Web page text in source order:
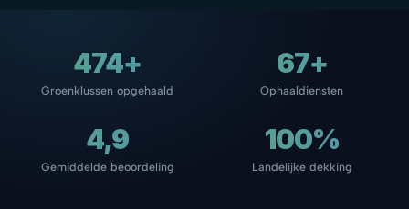
474+
Groenklussen opgehaald
67+
Ophaaldiensten
4,9
Gemiddelde beoordeling
100%
Landelijke dekking